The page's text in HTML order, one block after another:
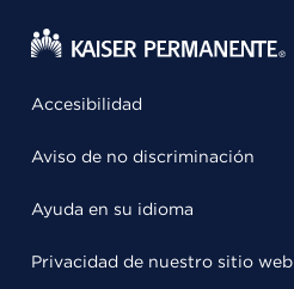
Accesibilidad
Aviso de no discriminación
Ayuda en su idioma
Privacidad de nuestro sitio web